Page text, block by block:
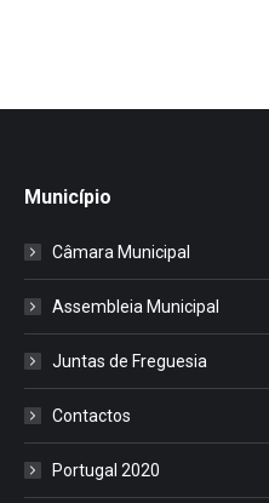
Município
Câmara Municipal
Assembleia Municipal
Juntas de Freguesia
Contactos
Portugal 2020